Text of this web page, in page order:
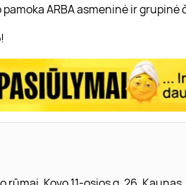
ARBA asmeninė ir grupinė